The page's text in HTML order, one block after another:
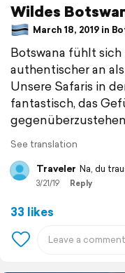
Wildes
March 18, 2019 in
Botswana fühlt
authentischer an
Unsere Safaris in
fantastisch, das
See translation
Traveler Na, du
3/21/19 Reply
33 likes